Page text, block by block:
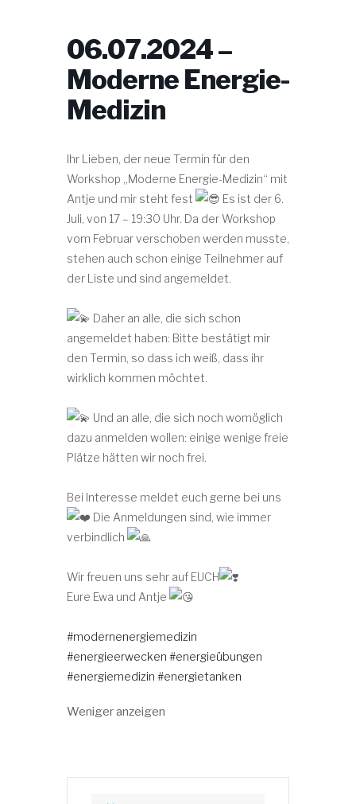
06.07.2024 –
Moderne Energie-
Medizin
Ihr Lieben, der neue Termin für den
Workshop „Moderne Energie-Medizin“ mit
Antje und mir steht fest
Es ist der 6.
Juli, von 17 – 19:30 Uhr. Da der Workshop
vom Februar verschoben werden musste,
stehen auch schon einige Teilnehmer auf
der Liste und sind angemeldet.
Daher an alle, die sich schon
angemeldet haben: Bitte bestätigt mir
den Termin, so dass ich weiß, dass ihr
wirklich kommen möchtet.
Und an alle, die sich noch womöglich
dazu anmelden wollen: einige wenige freie
Plätze hätten wir noch frei.
Bei Interesse meldet euch gerne bei uns
Die Anmeldungen sind, wie immer
verbindlich
Wir freuen uns sehr auf EUCH
Eure Ewa und Antje
#modernenergiemedizin
#energieerwecken #energieübungen
#energiemedizin #energietanken
Weniger anzeigen